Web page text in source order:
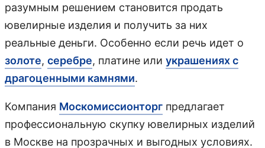
разумным решением становится продать
ювелирные изделия и получить за них
реальные деньги. Особенно если речь идет о
золоте, серебре, платине или украшениях с
драгоценными камнями.
Компания Москомиссионторг предлагает
профессиональную скупку ювелирных изделий
в Москве на прозрачных и выгодных условиях.